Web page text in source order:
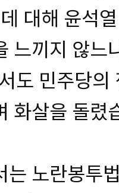
대해 윤석
느끼지 않느
도 민주당의
화살을 돌렸
는 노란봉투